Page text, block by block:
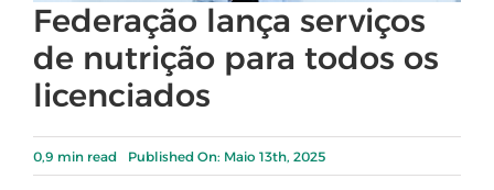
Federação lança serviços
de nutrição para todos os
licenciados
0,9 min read Published On: Maio 13th, 2025